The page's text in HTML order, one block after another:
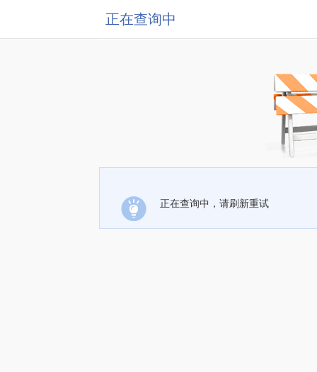
正在查询中
正在查询中，请刷新重试